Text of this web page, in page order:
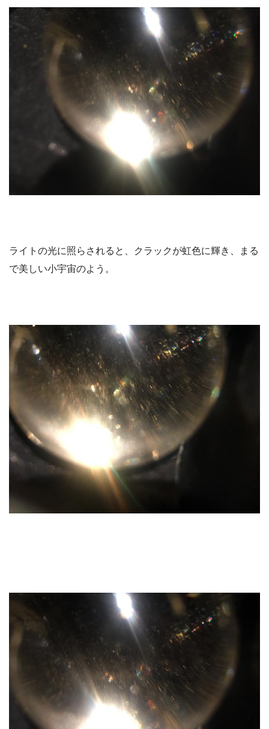
ライトの光に照らされると、クラックが虹色に輝き、まる
で美しい小宇宙のよう。